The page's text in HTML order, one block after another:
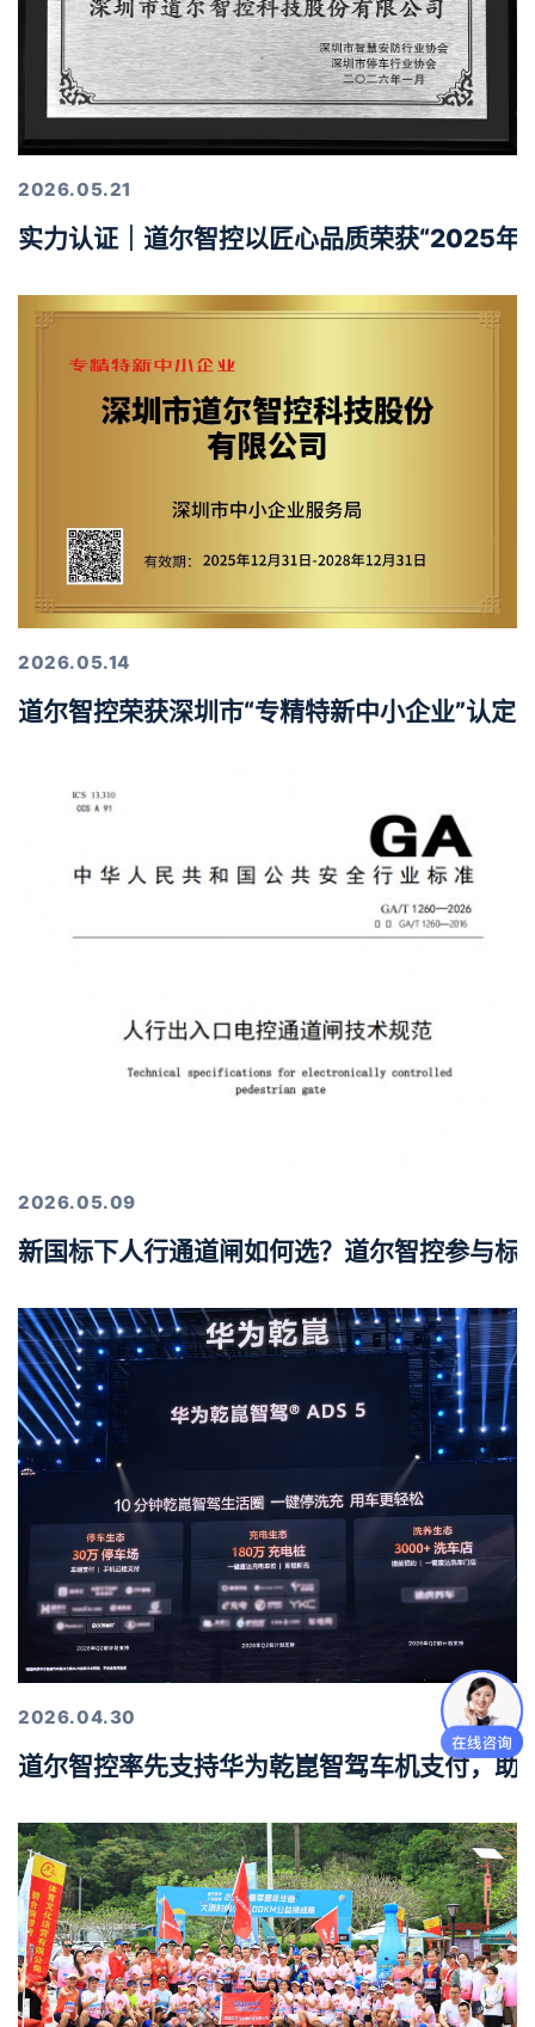
2026.05.21
实力认证｜道尔智控以匠心品质荣获“2025年
2026.05.14
道尔智控荣获深圳市“专精特新中小企业”认定
2026.05.09
新国标下人行通道闸如何选？道尔智控参与标
2026.04.30
道尔智控率先支持华为乾崑智驾车机支付，助